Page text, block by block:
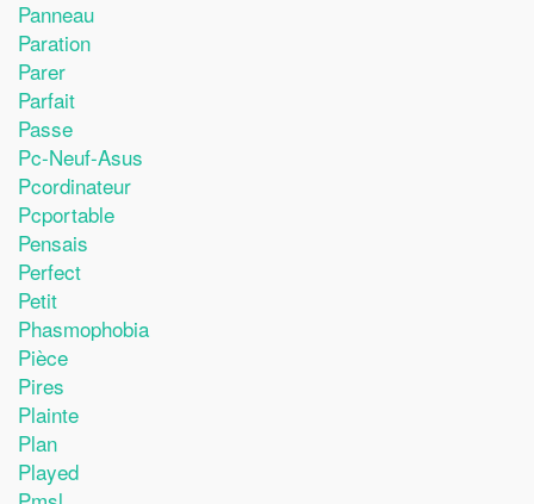
Panneau
Paration
Parer
Parfait
Passe
Pc-Neuf-Asus
Pcordinateur
Pcportable
Pensais
Perfect
Petit
Phasmophobia
Pièce
Pires
Plainte
Plan
Played